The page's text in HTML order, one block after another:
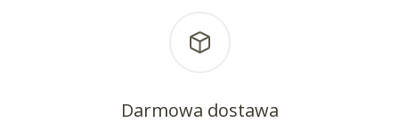
Darmowa dostawa